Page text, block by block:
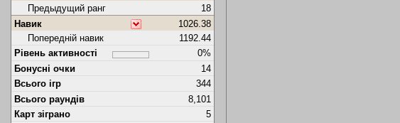
Предыдущий ранг
18
Навик
1026.38
Попередній навик
1192.44
Рівень активності
0%
Бонусні очки
14
Всього ігр
344
Всього раундів
8,101
Карт зіграно
5